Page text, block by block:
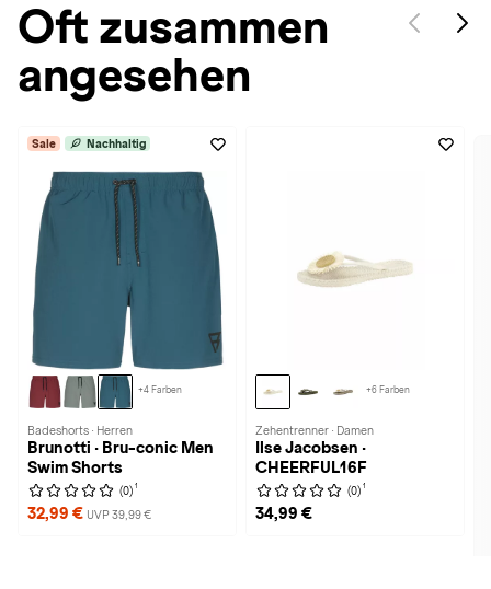
Oft zusammen
angesehen
Sale Nachhaltig
+4 Farben
Badeshorts · Herren
Brunotti · Bru-conic Men
Swim Shorts
(0) 1
32,99 € UVP 39,99 €
+6 Farben
Zehentrenner · Damen
Ilse Jacobsen ·
CHEERFUL16F
(0) 1
34,99 €